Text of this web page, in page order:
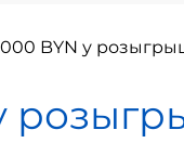
000 BYN у